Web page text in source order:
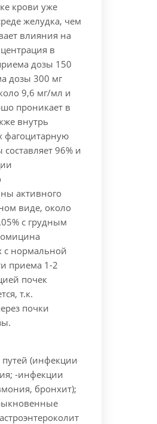
крови уже
желудка, чем
влияния на
в
дозы 150
дозы 300 мг
9,6 мг/мл и
проникает в
внутрь
фагоцитарную
96% и
активного
виде, около
с грудным
с нормальной
приема 1-2
почек
т.к.
почки
(инфекции
-инфекции
бронхит);